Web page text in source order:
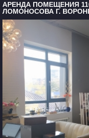
АРЕНДА ПОМЕЩЕНИЯ
ЛОМОНОСОВА Г.